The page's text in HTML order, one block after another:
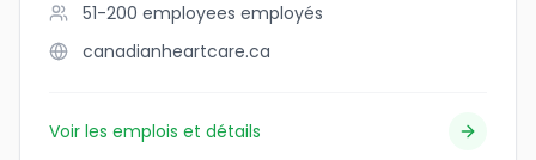
51-200 employees employés
canadianheartcare.ca
Voir les emplois et détails